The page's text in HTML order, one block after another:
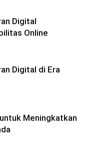
Digital
Online
Digital di Era
Meningkatkan